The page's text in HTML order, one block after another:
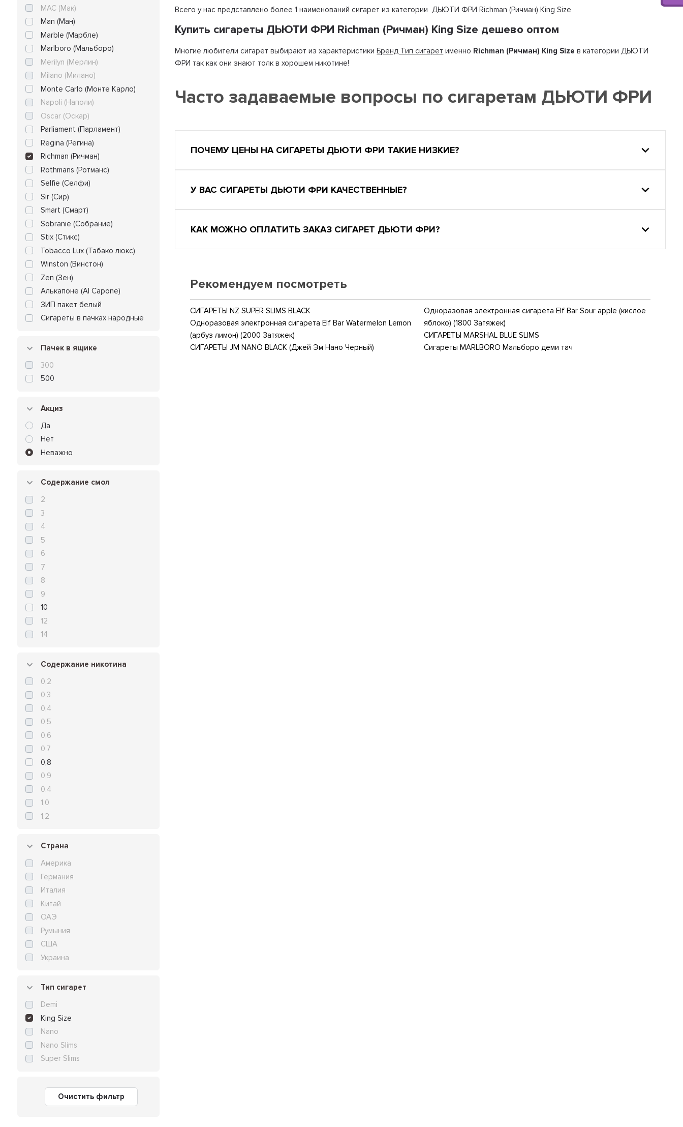
MAC (Мак)
Man (Ман)
Marble (Марбле)
Marlboro (Мальборо)
Merilyn (Мерлин)
Milano (Милано)
Monte Carlo (Монте Карло)
Napoli (Наполи)
Oscar (Оскар)
Parliament (Парламент)
Regina (Регина)
Richman (Ричман)
Rothmans (Ротманс)
Selfie (Селфи)
Sir (Сир)
Smart (Смарт)
Sobranie (Собрание)
Stix (Стикс)
Tobacco Lux (Табако люкс)
Winston (Винстон)
Zen (Зен)
Алькапоне (Al Capone)
ЗИП пакет белый
Сигареты в пачках народные
Пачек в ящике
300
500
Акциз
Да
Нет
Неважно
Содержание смол
2
3
4
5
6
7
8
9
10
12
14
Содержание никотина
0,2
0,3
0,4
0,5
0,6
0,7
0,8
0,9
0.4
1,0
1,2
Страна
Америка
Германия
Италия
Китай
ОАЭ
Румыния
США
Украина
Тип сигарет
Demi
King Size
Nano
Nano Slims
Super Slims
Очистить фильтр
Всего у нас представлено более 1 наименований сигарет из категории ДЬЮТИ ФРИ Richman (Ричман) King Size
Купить сигареты ДЬЮТИ ФРИ Richman (Ричман) King Size дешево оптом
Многие любители сигарет выбирают из характеристикиБренд Тип сигарет именно Richman (Ричман) King Size в категории ДЬЮТИ
ФРИ так как они знают толк в хорошем никотине!
Часто задаваемые вопросы по сигаретам ДЬЮТИ ФРИ
ПОЧЕМУ ЦЕНЫ НА СИГАРЕТЫ ДЬЮТИ ФРИ ТАКИЕ НИЗКИЕ?
У ВАС СИГАРЕТЫ ДЬЮТИ ФРИ КАЧЕСТВЕННЫЕ?
КАК МОЖНО ОПЛАТИТЬ ЗАКАЗ СИГАРЕТ ДЬЮТИ ФРИ?
Рекомендуем посмотреть
СИГАРЕТЫ NZ SUPER SLIMS BLACK
Одноразовая электронная сигарета Elf Bar Watermelon Lemon
(арбуз лимон) (2000 Затяжек)
СИГАРЕТЫ JM NANO BLACK (Джей Эм Нано Черный)
Одноразовая электронная сигарета Elf Bar Sour apple (кислое
яблоко) (1800 Затяжек)
СИГАРЕТЫ MARSHAL BLUE SLIMS
Сигареты MARLBORO Мальборо деми тач